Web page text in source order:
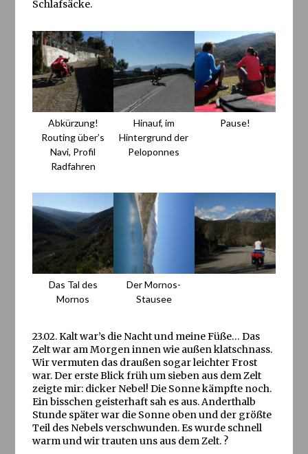
Schlafsäcke.
Abkürzung!
Routing über’s
Navi, Profil
Radfahren
Hinauf, im
Hintergrund der
Peloponnes
Pause!
Das Tal des
Mornos
Der Mornos-
Stausee
23.02. Kalt war’s die Nacht und meine Füße… Das
Zelt war am Morgen innen wie außen klatschnass.
Wir vermuten das draußen sogar leichter Frost
war. Der erste Blick früh um sieben aus dem Zelt
zeigte mir: dicker Nebel! Die Sonne kämpfte noch.
Ein bisschen geisterhaft sah es aus. Anderthalb
Stunde später war die Sonne oben und der größte
Teil des Nebels verschwunden. Es wurde schnell
warm und wir trauten uns aus dem Zelt. ?